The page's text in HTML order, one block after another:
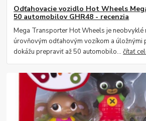
Odťahovacie vozidlo Hot Wheels
50 automobilov GHR48 - recenzia
Mega Transporter Hot Wheels je neobvyklé
úrovňovým odťahovým vozíkom a úložnými
dokážu prepraviť až 50 automobilo...čítať